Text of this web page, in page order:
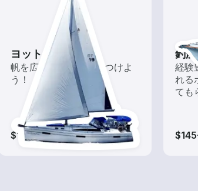
ヨット
帆を広げて風を味方につけよ
う！
$135-$270
釣
経験
れる
ても